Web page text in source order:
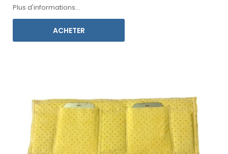
mode d'emploidans votre langue
Plus d'informations...
ACHETER